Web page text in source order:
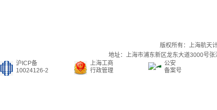
版权所有：上海航天
地址：上海市浦东新区龙东大道3000号
沪ICP备
10024126-2
上海工商
行政管理
公安
备案号